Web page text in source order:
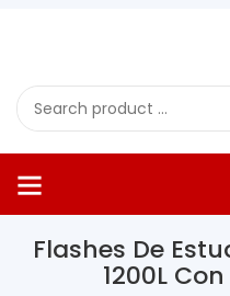
Flashes De
1200L